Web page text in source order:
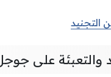
التجنيد
والتعبئة على